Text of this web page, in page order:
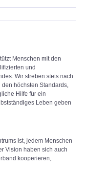
Menschen mit den
und
Wir streben stets nach
höchsten Standards,
Hilfe für ein
Leben geben
ist, jedem Menschen
Vision haben sich auch
kooperieren,